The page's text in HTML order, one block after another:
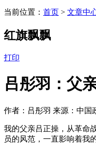
当前位置： 首页 > 文章中
红旗飘飘
打印
吕彤羽：父
作者：吕彤羽 来源：中国
我的父亲吕正操，从革命
员的风范，一直影响着我